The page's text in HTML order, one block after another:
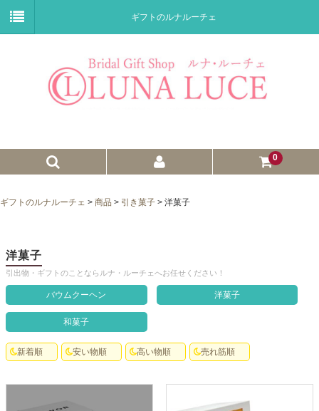
ギフトのルナルーチェ
0
ウェイトドール
子育て卒業証書
ウェルカムボード
クロックギフト
ペーパーアイテム
ギフトのルナルーチェ > 商品 > 引き菓子 > 洋菓子
洋菓子
引出物・ギフトのことならルナ・ルーチェへお任せください！
バウムクーヘン 洋菓子
和菓子
新着順 安い物順 高い物順 売れ筋順